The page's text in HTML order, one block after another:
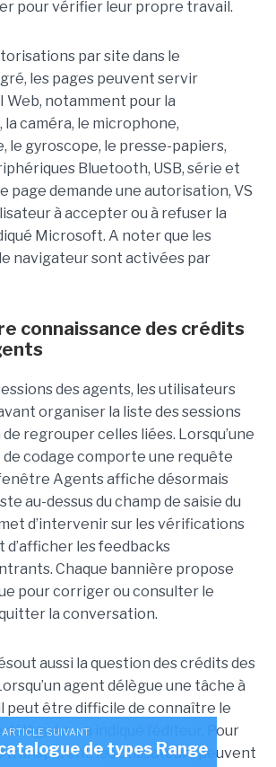
pour vérifier leur propre travail.
par site dans le
les pages peuvent servir
Web, notamment pour la
caméra, le microphone,
le gyroscope, le presse-papiers,
Bluetooth, USB, série et
page demande une autorisation, VS
à accepter ou à refuser la
Microsoft. A noter que les
navigateur sont activées par
connaissance des crédits
des agents, les utilisateurs
organiser la liste des sessions
regrouper celles liées. Lorsqu’une
de codage comporte une requête
Agents affiche désormais
au-dessus du champ de saisie du
d’intervenir sur les vérifications
d’afficher les feedbacks
Chaque bannière propose
pour corriger ou consulter le
la conversation.
aussi la question des crédits des
agent délègue une tâche à
peut être difficile de connaître le
déléguée », a indiqué l’éditeur. Pour
transparent, les utilisateurs peuvent
ARTICLE SUIVANT
de types Range